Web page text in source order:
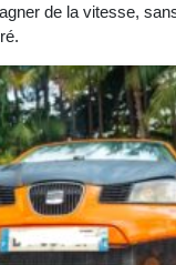
de la vitesse,